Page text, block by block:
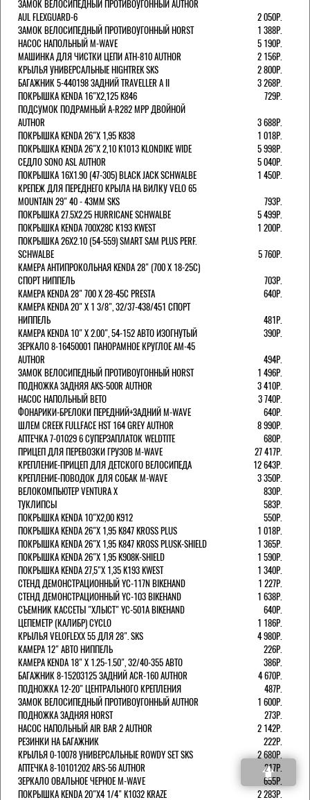
ЗАМОК ВЕЛОСИПЕДНЫЙ ПРОТИВОУГОННЫЙ AUTHOR
AUL FLEXGUARD-6
2 050Р.
ЗАМОК ВЕЛОСИПЕДНЫЙ ПРОТИВОУГОННЫЙ HORST
1 388Р.
НАСОС НАПОЛЬНЫЙ M-WAVE
5 190Р.
МАШИНКА ДЛЯ ЧИСТКИ ЦЕПИ ATH-810 AUTHOR
2 156Р.
КРЫЛЬЯ УНИВЕРСАЛЬНЫЕ HIGHTREK SKS
2 800Р.
БАГАЖНИК 5-440198 ЗАДНИЙ TRAVELLER A II
3 268Р.
ПОКРЫШКА KENDA 16"Х2,125 K846
729Р.
ПОДСУМОК ПОДРАМНЫЙ A-R282 MPP ДВОЙНОЙ
AUTHOR
3 688Р.
ПОКРЫШКА KENDA 26"Х 1,95 K838
1 018Р.
ПОКРЫШКА KENDA 26"Х 2,10 K1013 KLONDIKE WIDE
5 998Р.
СЕДЛО SONO ASL AUTHOR
5 040Р.
ПОКРЫШКА 16X1.90 (47-305) BLACK JACK SCHWALBE
1 450Р.
КРЕПЕЖ ДЛЯ ПЕРЕДНЕГО КРЫЛА НА ВИЛКУ VELO 65
MOUNTAIN 29" 40 - 43ММ SKS
793Р.
ПОКРЫШКА 27.5X2.25 HURRICANE SCHWALBE
5 499Р.
ПОКРЫШКА KENDA 700Х28С K193 KWEST
1 200Р.
ПОКРЫШКА 26X2.10 (54-559) SMART SAM PLUS PERF.
SCHWALBE
5 760Р.
КАМЕРА АНТИПРОКОЛЬНАЯ KENDA 28" (700 Х 18-25C)
СПОРТ НИППЕЛЬ
703Р.
КАМЕРА KENDA 28" 700 Х 28-45С PRESTA
640Р.
КАМЕРА KENDA 20" Х 1 3/8", 32/37-438/451 СПОРТ
НИППЕЛЬ
481Р.
КАМЕРА KENDA 10" Х 2.00", 54-152 АВТО ИЗОГНУТЫЙ
390Р.
ЗЕРКАЛО 8-16450001 ПАНОРАМНОЕ КРУГЛОЕ AM-45
AUTHOR
494Р.
ЗАМОК ВЕЛОСИПЕДНЫЙ ПРОТИВОУГОННЫЙ HORST
1 496Р.
ПОДНОЖКА ЗАДНЯЯ AKS-500R AUTHOR
3 410Р.
НАСОС НАПОЛЬНЫЙ BETO
3 740Р.
ФОНАРИКИ-БРЕЛОКИ ПЕРЕДНИЙ+ЗАДНИЙ M-WAVE
640Р.
ШЛЕМ CREEK FULLFACE HST 164 GREY AUTHOR
8 990Р.
АПТЕЧКА 7-01029 6 СУПЕРЗАПЛАТОК WELDTITE
680Р.
ПРИЦЕП ДЛЯ ПЕРЕВОЗКИ ГРУЗОВ M-WAVE
27 417Р.
КРЕПЛЕНИЕ-ПРИЦЕП ДЛЯ ДЕТСКОГО ВЕЛОСИПЕДА
12 643Р.
КРЕПЛЕНИЕ-ПОВОДОК ДЛЯ СОБАК M-WAVE
3 350Р.
ВЕЛОКОМПЬЮТЕР VENTURA Х
830Р.
ТУКЛИПСЫ
583Р.
ПОКРЫШКА KENDA 10"Х2,00 K912
550Р.
ПОКРЫШКА KENDA 26"Х 1,95 K847 KROSS PLUS
1 018Р.
ПОКРЫШКА KENDA 26"Х 1,95 K847 KROSS PLUSK-SHIELD
1 365Р.
ПОКРЫШКА KENDA 26"Х 1,95 K908K-SHIELD
1 590Р.
ПОКРЫШКА KENDA 27,5"Х 1,35 K193 KWEST
1 340Р.
СТЕНД ДЕМОНСТРАЦИОННЫЙ YC-117N BIKEHAND
1 227Р.
СТЕНД ДЕМОНСТРАЦИОННЫЙ YC-103 BIKEHAND
1 638Р.
СЪЕМНИК КАССЕТЫ "ХЛЫСТ" YC-501A BIKEHAND
640Р.
ЦЕПЕМЕТР (КАЛИБР) CYCLO
1 186Р.
КРЫЛЬЯ VELOFLEXX 55 ДЛЯ 28". SKS
4 980Р.
КАМЕРА 12" АВТО НИППЕЛЬ
226Р.
КАМЕРА KENDA 18" Х 1.25-1.50", 32/40-355 АВТО
386Р.
БАГАЖНИК 8-15203125 ЗАДНИЙ ACR-160 AUTHOR
4 670Р.
ПОДНОЖКА 12-20" ЦЕНТРАЛЬНОГО КРЕПЛЕНИЯ
487Р.
ЗАМОК ВЕЛОСИПЕДНЫЙ ПРОТИВОУГОННЫЙ AUTHOR
1 600Р.
ПОДНОЖКА ЗАДНЯЯ HORST
273Р.
НАСОС НАПОЛЬНЫЙ AIR BAR 2 AUTHOR
2 142Р.
РЕЗИНКИ НА БАГАЖНИК
222Р.
КРЫЛЬЯ 0-10078 УНИВЕРСАЛЬНЫЕ ROWDY SET SKS
2 680Р.
АПТЕЧКА 8-10101202 ARS-56 AUTHOR
217Р.
ЗЕРКАЛО ОВАЛЬНОЕ ЧЕРНОЕ M-WAVE
655Р.
ПОКРЫШКА KENDA 20"Х4 1/4" K1032 KRAZE
2 283Р.